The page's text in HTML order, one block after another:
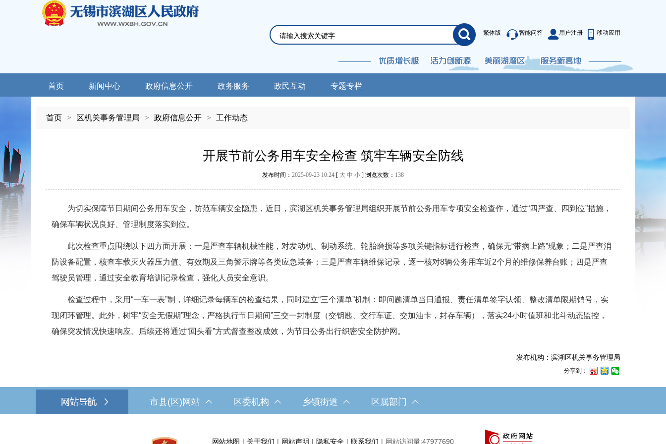
繁体版 智能问答 用户注册 移动应用
首页 新闻中心 政府信息公开 政务服务 政民互动 专题专栏
首页 > 区机关事务管理局 > 政府信息公开 > 工作动态
开展节前公务用车安全检查 筑牢车辆安全防线
发布时间： 2025-09-23 10:24 [ 大 中 小 ] 浏览次数： 138
为切实保障节日期间公务用车安全，防范车辆安全隐患，近日，滨湖区机关事务管理局组织开展节前公务用车专项安全检查作，通过“四严查、四到位”措施，
确保车辆状况良好、管理制度落实到位。
此次检查重点围绕以下四方面开展：一是严查车辆机械性能，对发动机、制动系统、轮胎磨损等多项关键指标进行检查，确保无“带病上路”现象；二是严查消
防设备配置，核查车载灭火器压力值、有效期及三角警示牌等各类应急装备；三是严查车辆维保记录，逐一核对8辆公务用车近2个月的维修保养台账；四是严查
驾驶员管理，通过安全教育培训记录检查，强化人员安全意识。
检查过程中，采用“一车一表”制，详细记录每辆车的检查结果，同时建立“三个清单”机制：即问题清单当日通报、责任清单签字认领、整改清单限期销号，实
现闭环管理。此外，树牢“安全无假期”理念，严格执行节日期间”三交一封制度（交钥匙、交行车证、交加油卡，封存车辆），落实24小时值班和北斗动态监控，
确保突发情况快速响应。后续还将通过“回头看”方式督查整改成效，为节日公务出行织密安全防护网。
发布机构：滨湖区机关事务管理局
分享到：
市县(区)网站 区委机构 乡镇街道 区属部门
网站地图 | 关于我们 | 网站声明 | 隐私安全 | 联系我们 | 网站访问量:47977690